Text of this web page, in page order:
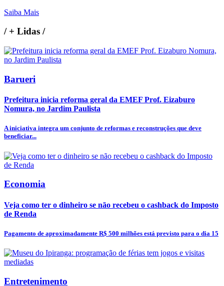
Saiba Mais
/+ Lidas /
Barueri
Prefeitura inicia reforma geral da EMEF Prof. Eizaburo
Nomura, no Jardim Paulista
A iniciativa integra um conjunto de reformas e reconstruções que deve
beneficiar...
Economia
Veja como ter o dinheiro se não recebeu o cashback do Imposto
de Renda
Pagamento de aproximadamente R$ 500 milhões está previsto para o dia 15
Entretenimento